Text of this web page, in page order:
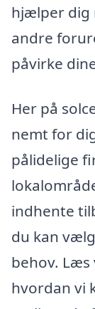
hjælper dig
andre
påvirke
Her på
nemt for
pålidelige
indhente
du kan
behov. Læs
hvordan vi